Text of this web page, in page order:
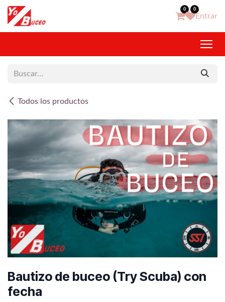
Ir al contenido 0 0
Entrar
Todos los productos
Bautizo de buceo (Try Scuba) con
fecha